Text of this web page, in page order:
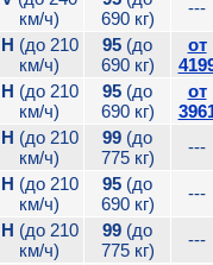
км/ч)
690 кг)
---
H (до 210
км/ч)
95 (до
690 кг)
от
H (до 210
км/ч)
95 (до
690 кг)
от
H (до 210
км/ч)
99 (до
775 кг)
---
H (до 210
км/ч)
95 (до
690 кг)
---
H (до 210
км/ч)
99 (до
775 кг)
---